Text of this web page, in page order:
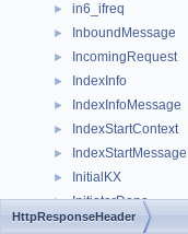
► in6_ifreq
► InboundMessage
► IncomingRequest
► IndexInfo
► IndexInfoMessage
► IndexStartContext
► IndexStartMessage
► InitialKX
► InitiatorDone
► InitiatorHello
HttpResponseHeader